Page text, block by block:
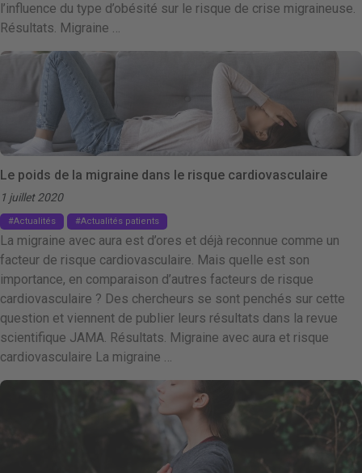
l’influence du type d’obésité sur le risque de crise migraineuse.
Résultats. Migraine …
Le poids de la migraine dans le risque cardiovasculaire
1 juillet 2020
Actualités Actualités patients
La migraine avec aura est d’ores et déjà reconnue comme un
facteur de risque cardiovasculaire. Mais quelle est son
importance, en comparaison d’autres facteurs de risque
cardiovasculaire ? Des chercheurs se sont penchés sur cette
question et viennent de publier leurs résultats dans la revue
scientifique JAMA. Résultats. Migraine avec aura et risque
cardiovasculaire La migraine …